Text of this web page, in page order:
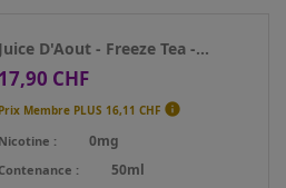
Juice D'Aout - Freeze Tea -...
Prix
17,90 CHF
Prix Membre PLUS 16,11 CHF 
Nicotine 0mg
Contenance 50ml